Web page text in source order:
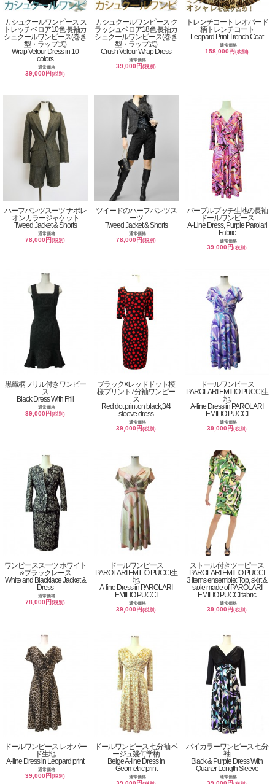
カシュクールワンピース ス
トレッチベロア10色 長袖カ
シュクールワンピース(巻き
型・ラップ式)
Wrap Velour Dress in 10
colors
通常価格
39,000円(税別)
カシュクールワンピース ク
ラッシュベロア18色 長袖カ
シュクールワンピース(巻き
型・ラップ式)
Crush Velour Wrap Dress
通常価格
39,000円(税別)
トレンチコート レオパード
柄トレンチコート
Leopard Print Trench Coat
通常価格
158,000円(税別)
ハーフパンツスーツ ナポレ
オンカラージャケット
Tweed Jacket & Shorts
通常価格
78,000円(税別)
ツイードのハーフパンツス
ーツ
Tweed Jacket & Shorts
通常価格
78,000円(税別)
パープルプッチ生地の長袖
ドールワンピース
A-Line Dress, Purple Parolari
Fabric
通常価格
39,000円(税別)
黒織柄フリル付きワンピー
ス
Black Dress With Frill
通常価格
39,000円(税別)
ブラック×レッドドット模
様プリント7分袖ワンピー
ス
Red dot print on black,3/4
sleeve dress
通常価格
39,000円(税別)
ドールワンピース
PAROLARI EMILIO PUCCI生
地
A-line Dress in PAROLARI
EMILIO PUCCI
通常価格
39,000円(税別)
ワンピーススーツ ホワイト
&ブラックレース
White and Blacklace Jacket &
Dress
通常価格
78,000円(税別)
ドールワンピース
PAROLARI EMILIO PUCCI生
地
A-line Dress in PAROLARI
EMILIO PUCCI
通常価格
39,000円(税別)
ストール付きツーピース
PAROLARI EMILIO PUCCI
3 items ensemble: Top, skirt &
stole made of PAROLARI
EMILIO PUCCI fabric
通常価格
39,000円(税別)
ドールワンピース レオパー
ド生地
A-line Dress in Leopard print
通常価格
39,000円(税別)
ドールワンピース 七分袖 ベ
ージュ幾何学柄
Beige A-line Dress in
Geometric print
通常価格
バイカラーワンピース 七分
袖
Black & Purple Dress With
Quarter Length Sleeve
通常価格